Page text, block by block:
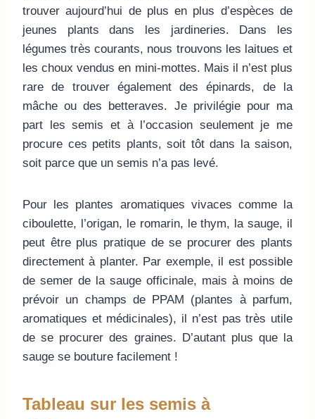
trouver aujourd’hui de plus en plus d’espèces de
jeunes plants dans les jardineries. Dans les
légumes très courants, nous trouvons les laitues et
les choux vendus en mini-mottes. Mais il n’est plus
rare de trouver également des épinards, de la
mâche ou des betteraves. Je privilégie pour ma
part les semis et à l’occasion seulement je me
procure ces petits plants, soit tôt dans la saison,
soit parce que un semis n’a pas levé.
Pour les plantes aromatiques vivaces comme la
ciboulette, l’origan, le romarin, le thym, la sauge, il
peut être plus pratique de se procurer des plants
directement à planter. Par exemple, il est possible
de semer de la sauge officinale, mais à moins de
prévoir un champs de PPAM (plantes à parfum,
aromatiques et médicinales), il n’est pas très utile
de se procurer des graines. D’autant plus que la
sauge se bouture facilement !
Tableau sur les semis à